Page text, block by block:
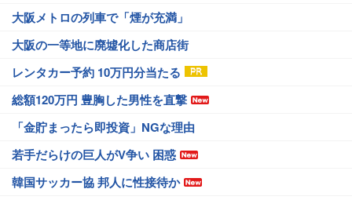
大阪メトロの列車で「煙が充満」
大阪の一等地に廃墟化した商店街
レンタカー予約 10万円分当たる
総額120万円 豊胸した男性を直撃
「金貯まったら即投資」NGな理由
若手だらけの巨人がV争い 困惑
韓国サッカー協 邦人に性接待か